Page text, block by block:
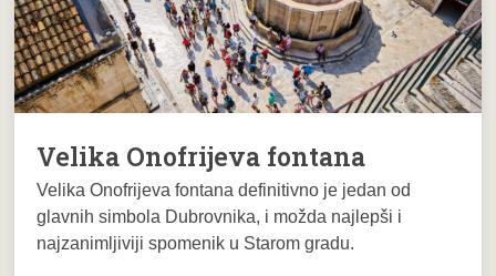
Velika Onofrijeva fontana
Velika Onofrijeva fontanadefinitivno je jedan od
glavnih simbola Dubrovnika, i možda najlepši i
najzanimljiviji spomenik u Starom gradu.